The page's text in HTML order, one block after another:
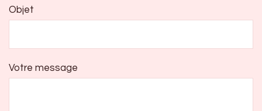
Objet
Votre message